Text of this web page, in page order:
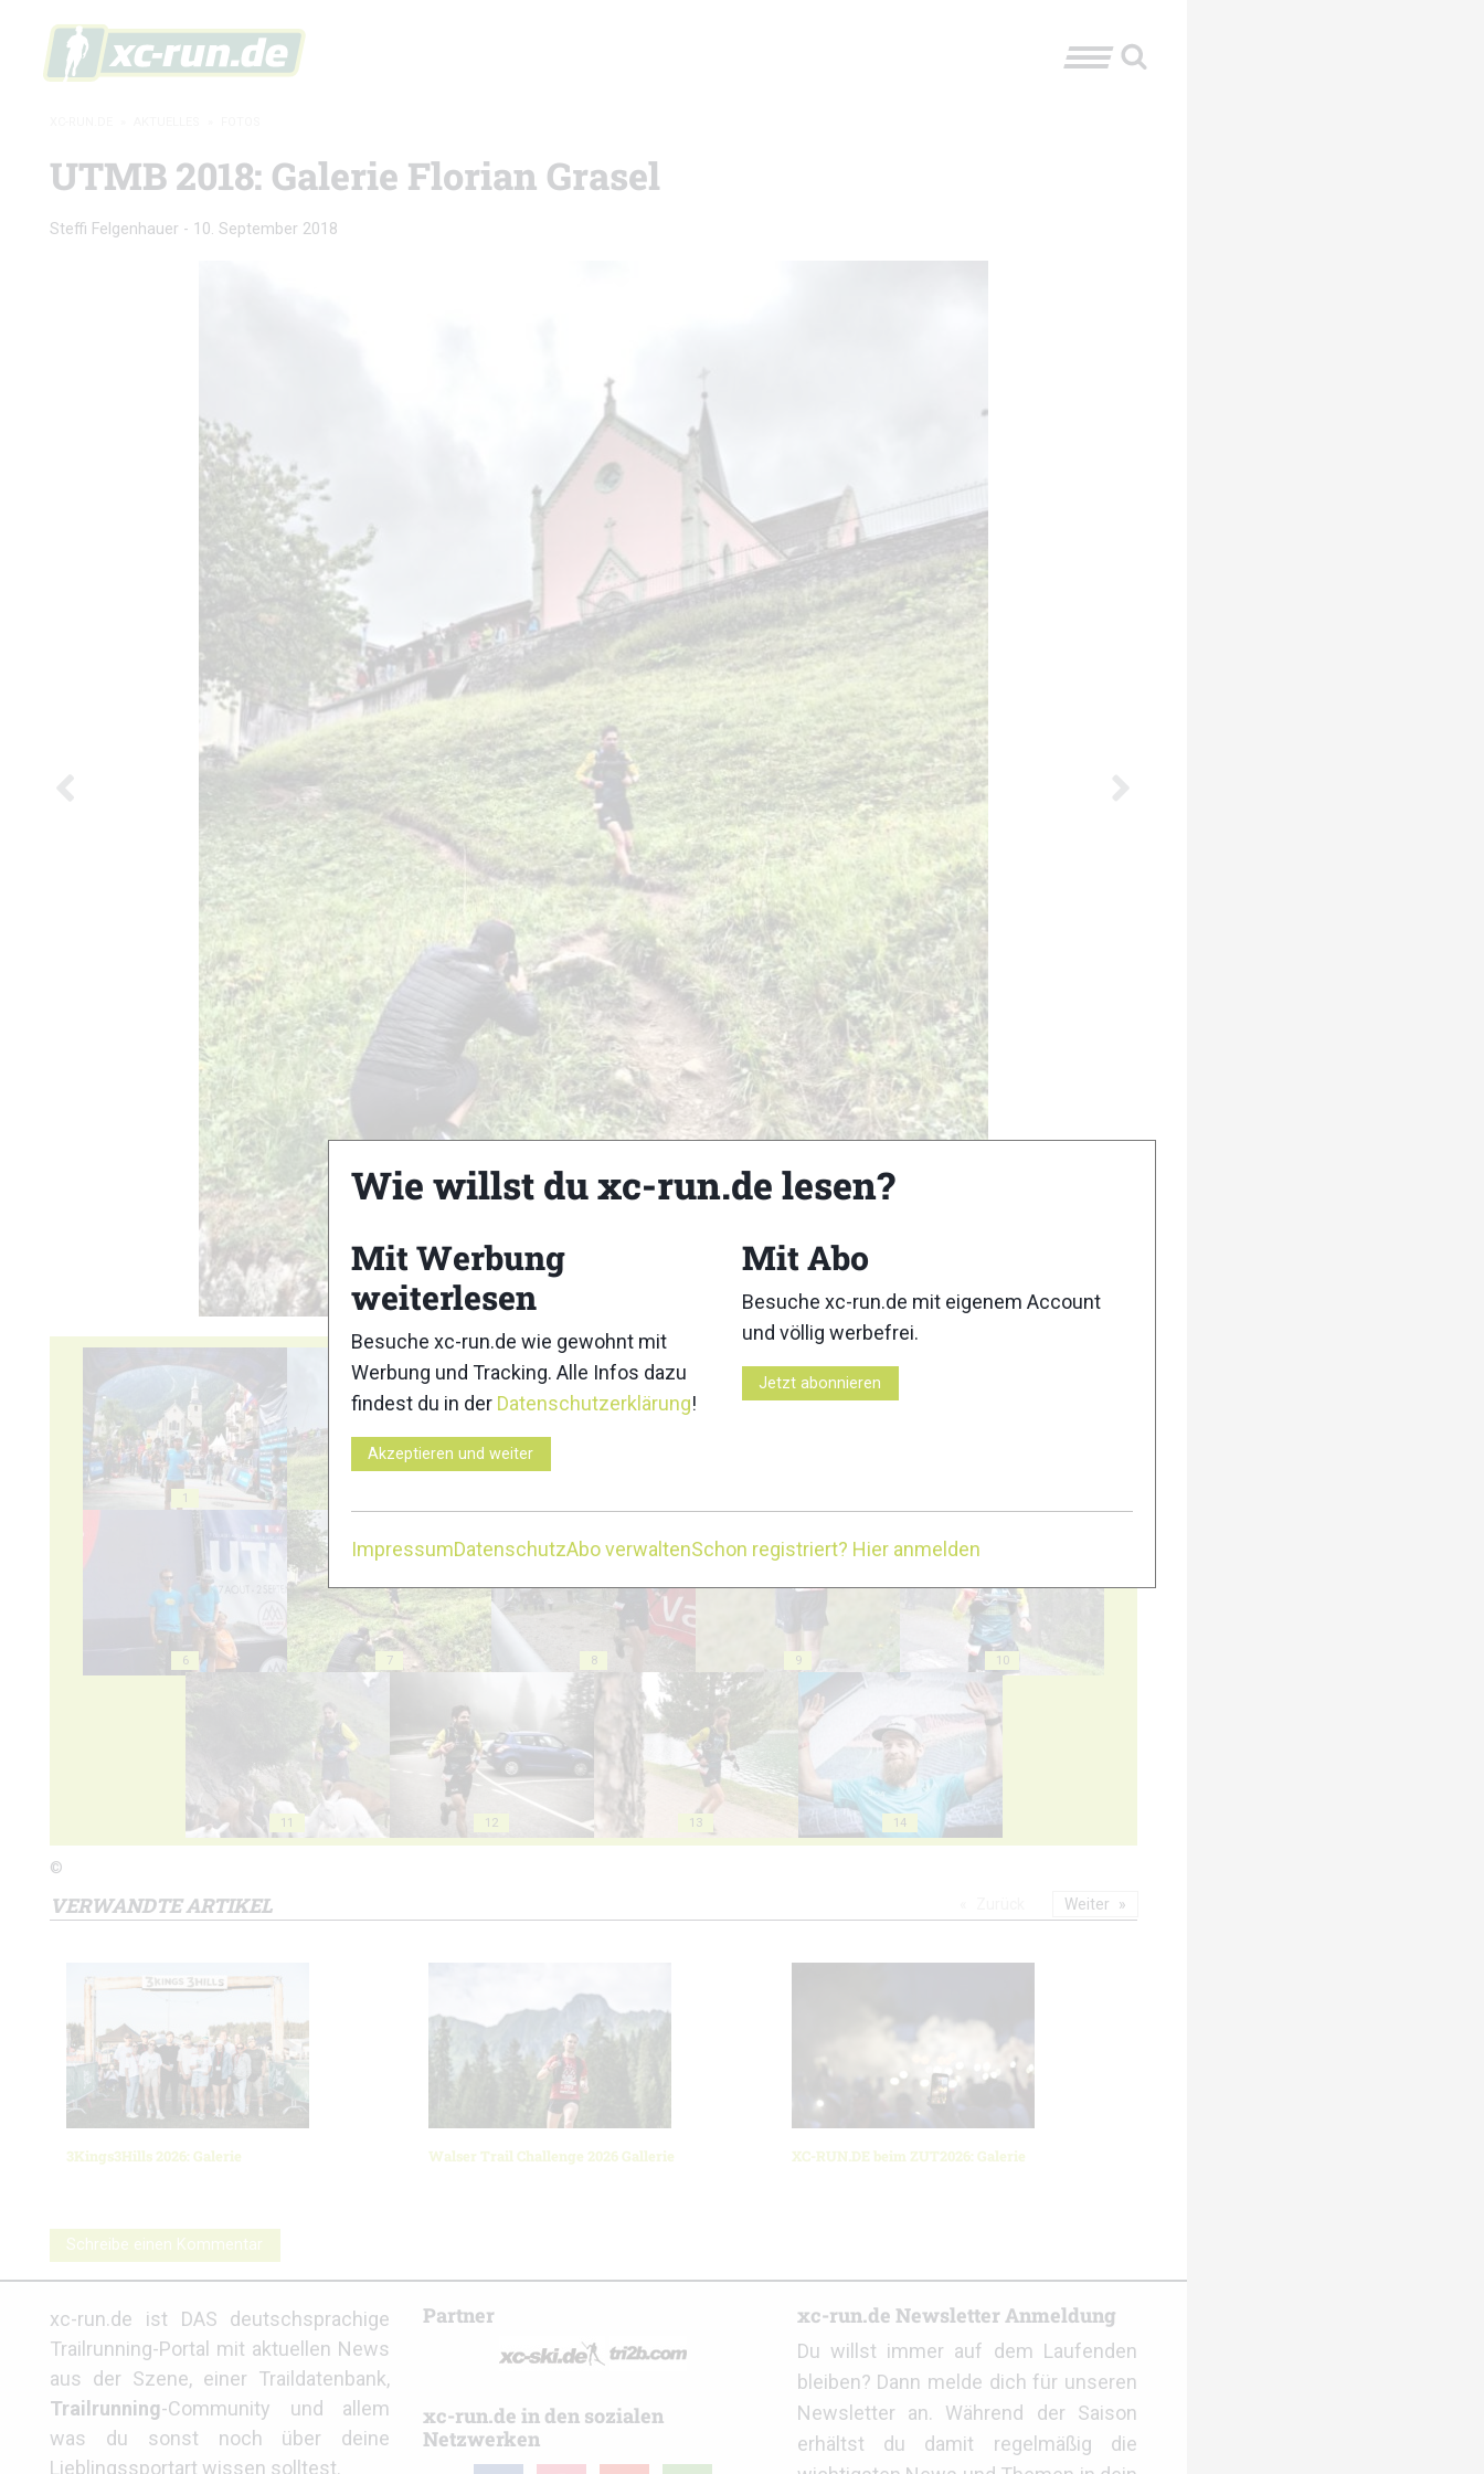
UTMB 2018: Galerie Florian Grasel
Steffi Felgenhauer - 10. September 2018
1
6 7 8 9 10
11 12 13 14
©
VERWANDTE ARTIKEL
3Kings3Hills 2026: Galerie Walser Trail Challenge 2026 Gallerie XC-RUN.DE beim ZUT2026: Galerie
Weiter
Schreibe einen Kommentar
xc-run.de ist DAS deutschsprachige
Trailrunning-Portal mit aktuellen News
aus der Szene, einer Traildatenbank,
Trailrunning-Community und allem
was du sonst noch über deine
Lieblingssportart wissen solltest.
Partner
xc-run.de in den sozialen
Netzwerken
xc-run.de Newsletter Anmeldung
Du willst immer auf dem Laufenden
bleiben? Dann melde dich für unseren
Newsletter an. Während der Saison
erhältst du damit regelmäßig die
Wie willst du xc-run.de lesen?
Mit Werbung
weiterlesen
Besuche xc-run.de wie gewohnt mit
Werbung und Tracking. Alle Infos dazu
findest du in der Datenschutzerklärung!
Akzeptieren und weiter
Mit Abo
Besuche xc-run.de mit eigenem Account
und völlig werbefrei.
Jetzt abonnieren
ImpressumDatenschutzAbo verwaltenSchon registriert? Hier anmelden